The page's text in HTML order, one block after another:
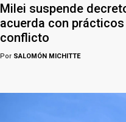
Milei suspende
acuerda con
conflicto
Por SALOMÓN MICHITTE